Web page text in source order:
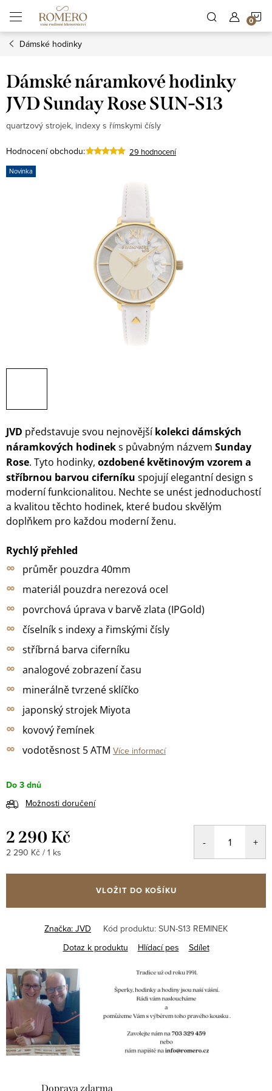
obsah
Dámské hodinky
Dámské náramkové hodinky
JVD Sunday Rose SUN-S13
quartzový strojek, indexy s římskymi čísly
Hodnocení obchodu: 29 hodnocení
Novinka
JVD představuje svou nejnovějšíkolekci dámských
náramkových hodineks půvabným názvem Sunday
Rose. Tyto hodinky, ozdobené květinovým vzorem a
stříbrnou barvou ciferníku spojují elegantní design s
moderní funkcionalitou. Nechte se unést jednoduchostí
a kvalitou těchto hodinek, které budou skvělým
doplňkem pro každou moderní ženu.
Rychlý přehled
∞ průměr pouzdra 40mm
∞ materiál pouzdra nerezová ocel
∞ povrchová úprava v barvě zlata (IPGold)
∞ číselník s indexy a řimskými čísly
∞ stříbrná barva ciferníku
∞ analogové zobrazení času
∞ minerálně tvrzené sklíčko
∞ japonský strojek Miyota
∞ kovový řemínek
∞ vodotěsnost 5 ATM Více informací
Do 3 dnů
Možnosti doručení
2 290 Kč
Měrná
2 290 Kč / 1 ks
VLOŽIT DO KOŠÍKU
Značka: JVD Kód produktu: SUN-S13 REMINEK
Dotaz k produktu
Hlídací pes Sdílet
Doprava zdarma